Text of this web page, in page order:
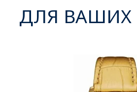
ДЛЯ ВАШИХ